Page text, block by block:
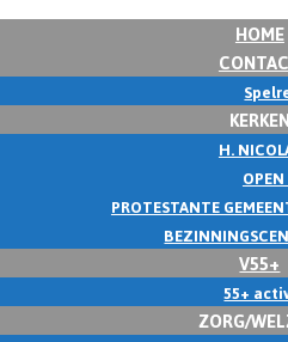
HOME
KERKEN
H.
PROTESTANTE
V55+
55+
ZORG/